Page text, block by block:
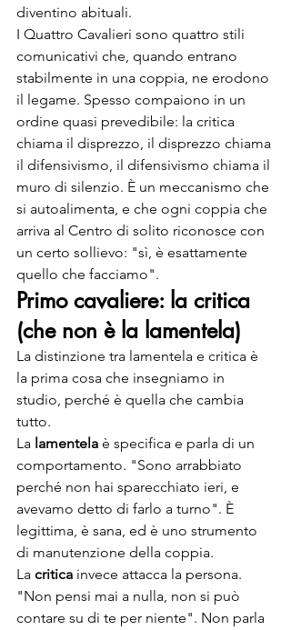
diventino abituali.
I Quattro Cavalieri sono quattro stili
comunicativi che, quando entrano
stabilmente in una coppia, ne erodono
il legame. Spesso compaiono in un
ordine quasi prevedibile: la critica
chiama il disprezzo, il disprezzo chiama
il difensivismo, il difensivismo chiama il
muro di silenzio. È un meccanismo che
si autoalimenta, e che ogni coppia che
arriva al Centro di solito riconosce con
un certo sollievo: "sì, è esattamente
quello che facciamo".
Primo cavaliere: la critica
(che non è la lamentela)
La distinzione tra lamentela e critica è
la prima cosa che insegniamo in
studio, perché è quella che cambia
tutto.
La lamentela è specifica e parla di un
comportamento. "Sono arrabbiato
perché non hai sparecchiato ieri, e
avevamo detto di farlo a turno". È
legittima, è sana, ed è uno strumento
di manutenzione della coppia.
La critica invece attacca la persona.
"Non pensi mai a nulla, non si può
contare su di te per niente". Non parla